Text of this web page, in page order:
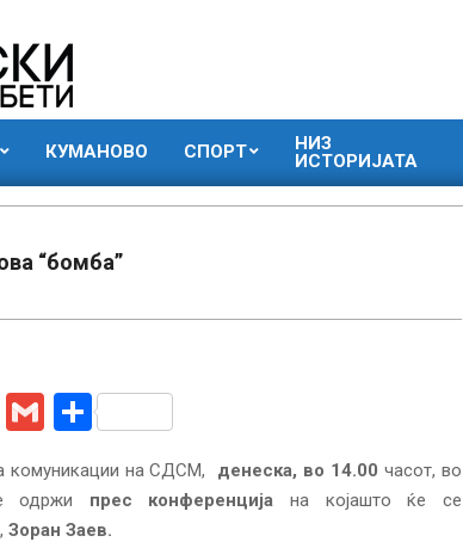
КУМАНОВО СПОРТ
НИЗ
ИСТОРИЈАТА
“бомба”
ViberGmailShare
комуникации на СДСМ, денеска, во 14.00часот, во
одржи прес конференција на којашто ќе се
, Зоран Заев.